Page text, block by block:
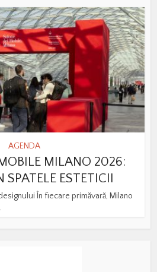
AGENDA
MILANO 2026:
SPATELE ESTETICII
În fiecare primăvară, Milano